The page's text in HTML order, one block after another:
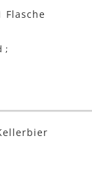
Flasche